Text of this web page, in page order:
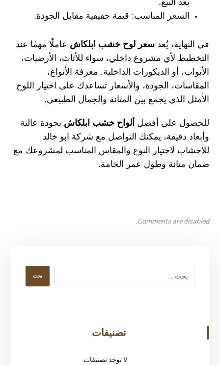
السعر المناسب: قيمة حقيقية مقابل الجودة.
في النهاية، يُعدسعر لوح خشب ابلكاش عاملًا مهمًا عند
التخطيط لأي مشروع داخلي، سواء للأثاث، الأرضيات،
الأبواب، أو الديكورات الداخلية. معرفة الأنواع،
المقاسات، الجودة، والأسعار تساعدك على اختيار اللوح
الأمثل الذي يجمع بين المتانة والجمال الطبيعي.
للحصول على أفضل ألواح خشب ابلكاش بجودة عالية
وأبعاد دقيقة، يمكنك التواصل مع شركة ابو خالد
للاخشاب لاختيار النوع والمقاس المناسب لمشروعك مع
ضمان متانة وطول عمر الخامة.
Comments are disabled.
بحث
تصنيفات
لا توجد تصنيفات